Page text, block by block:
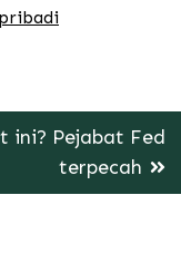
ini? Pejabat Fed
terpecah